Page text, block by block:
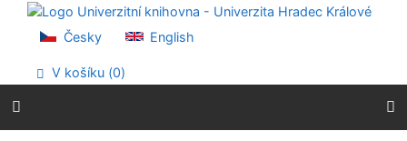
Přejít na obsah
Přejít na menu
Prohlášení o webové přístupnosti
Česky English
V košíku (0)